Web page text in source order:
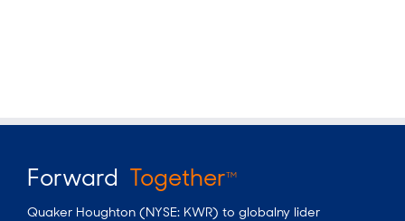
Forward TogetherTM
Quaker Houghton (NYSE: KWR) to globalny lider